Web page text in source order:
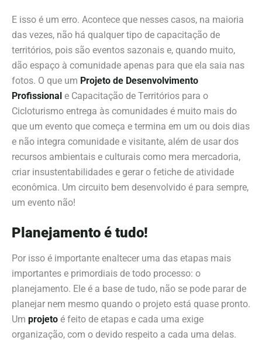
E isso é um erro. Acontece que nesses casos, na maioria
das vezes, não há qualquer tipo de capacitação de
territórios, pois são eventos sazonais e, quando muito,
dão espaço à comunidade apenas para que ela saia nas
fotos. O que um Projeto de Desenvolvimento
Profissional e Capacitação de Territórios para o
Cicloturismo entrega às comunidades é muito mais do
que um evento que começa e termina em um ou dois dias
e não integra comunidade e visitante, além de usar dos
recursos ambientais e culturais como mera mercadoria,
criar insustentabilidades e gerar o fetiche de atividade
econômica. Um circuito bem desenvolvido é para sempre,
um evento não!
Planejamento é tudo!
Por isso é importante enaltecer uma das etapas mais
importantes e primordiais de todo processo: o
planejamento. Ele é a base de tudo, não se pode parar de
planejar nem mesmo quando o projeto está quase pronto.
Um projeto é feito de etapas e cada uma exige
organização, com o devido respeito a cada uma delas.